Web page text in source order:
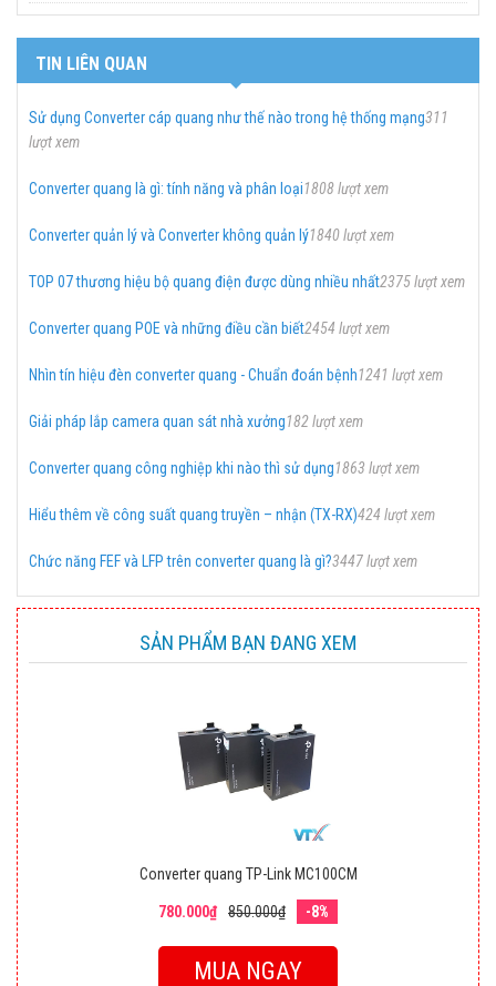
TIN LIÊN QUAN
Sử dụng Converter cáp quang như thế nào trong hệ thống mạng311
lượt xem
Converter quang là gì: tính năng và phân loại1808 lượt xem
Converter quản lý và Converter không quản lý1840 lượt xem
TOP 07 thương hiệu bộ quang điện được dùng nhiều nhất2375 lượt xem
Converter quang POE và những điều cần biết2454 lượt xem
Nhìn tín hiệu đèn converter quang - Chuẩn đoán bệnh1241 lượt xem
Giải pháp lắp camera quan sát nhà xưởng182 lượt xem
Converter quang công nghiệp khi nào thì sử dụng1863 lượt xem
Hiểu thêm về công suất quang truyền – nhận (TX-RX)424 lượt xem
Chức năng FEF và LFP trên converter quang là gì?3447 lượt xem
SẢN PHẨM BẠN ĐANG XEM
Converter quang TP-Link MC100CM
780.000₫ 850.000₫ -8%
MUA NGAY